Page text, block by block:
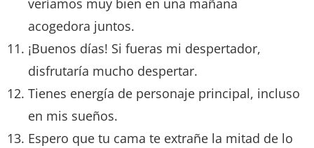
veríamos muy bien en una mañana
acogedora juntos.
¡Buenos días! Si fueras mi despertador,
disfrutaría mucho despertar.
Tienes energía de personaje principal, incluso
en mis sueños.
Espero que tu cama te extrañe la mitad de lo